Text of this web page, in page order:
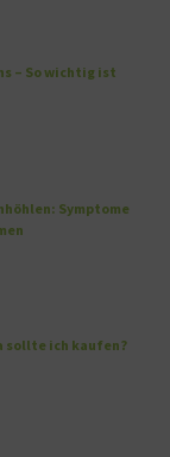
– So wichtig ist
Symptome
sollte ich kaufen?